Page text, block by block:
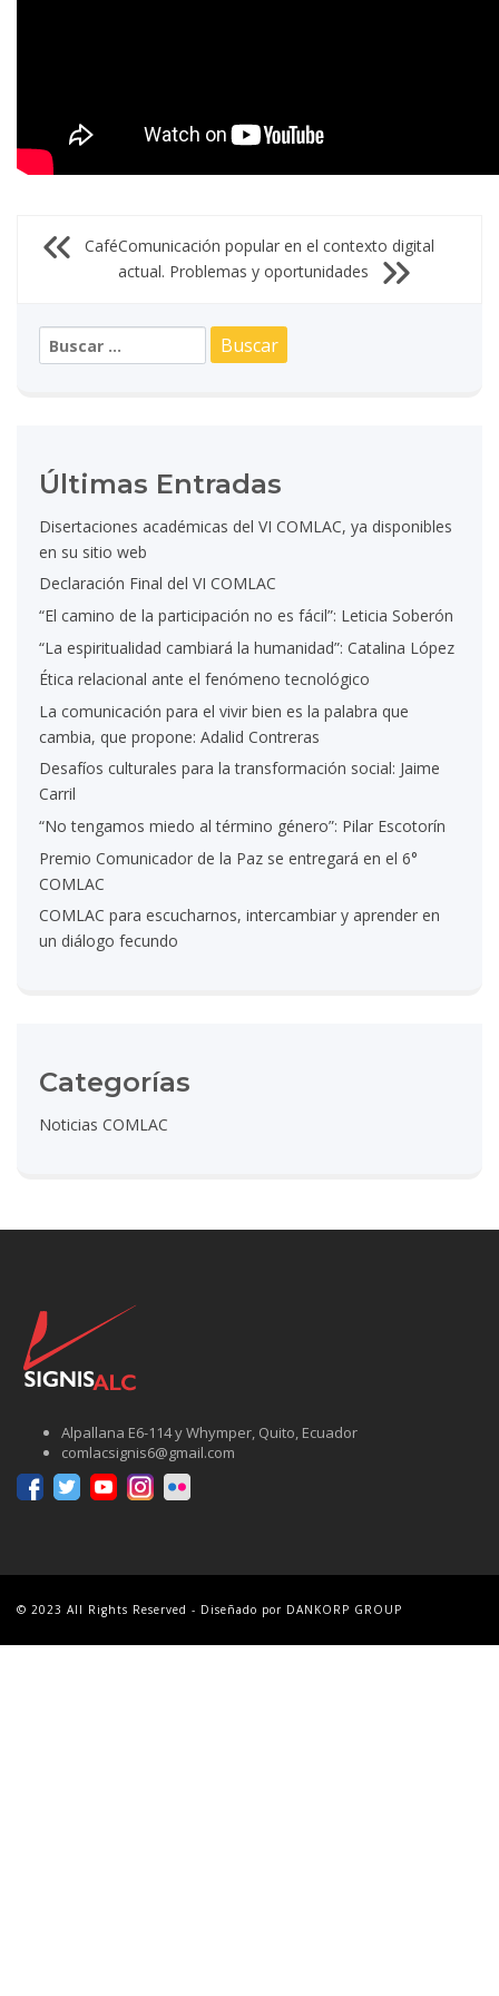
Navegación
entradas
CaféComunicación popular en el contexto digital
actual. Problemas y oportunidades
Buscar:
Últimas Entradas
Disertaciones académicas del VI COMLAC, ya disponibles
en su sitio web
Declaración Final del VI COMLAC
“El camino de la participación no es fácil”: Leticia Soberón
“La espiritualidad cambiará la humanidad”: Catalina López
Ética relacional ante el fenómeno tecnológico
La comunicación para el vivir bien es la palabra que
cambia, que propone: Adalid Contreras
Desafíos culturales para la transformación social: Jaime
Carril
“No tengamos miedo al término género”: Pilar Escotorín
Premio Comunicador de la Paz se entregará en el 6°
COMLAC
COMLAC para escucharnos, intercambiar y aprender en
un diálogo fecundo
Categorías
Noticias COMLAC
Alpallana E6-114 y Whymper, Quito, Ecuador
comlacsignis6@gmail.com
© 2023 All Rights Reserved - Diseñado por DANKORP GROUP